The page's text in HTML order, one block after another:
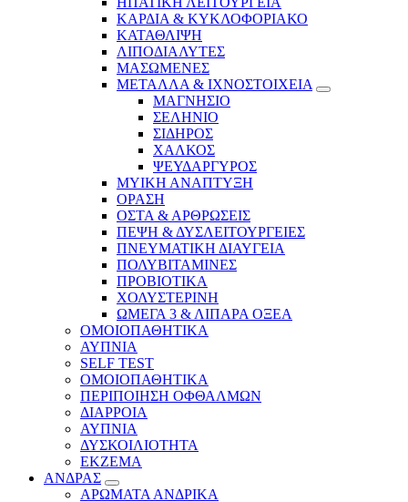
ΚΑΡΔΙΑ & ΚΥΚΛΟΦΟΡΙΑΚΟ
ΚΑΤΑΘΛΙΨΗ
ΛΙΠΟΔΙΑΛΥΤΕΣ
ΜΑΣΩΜΕΝΕΣ
ΜΕΤΑΛΛΑ & ΙΧΝΟΣΤΟΙΧΕΙΑ
ΜΑΓΝΗΣΙΟ
ΣΕΛΗΝΙΟ
ΣΙΔΗΡΟΣ
ΧΑΛΚΟΣ
ΨΕΥΔΑΡΓΥΡΟΣ
ΜΥΙΚΗ ΑΝΑΠΤΥΞΗ
ΟΡΑΣΗ
ΟΣΤΑ & ΑΡΘΡΩΣΕΙΣ
ΠΕΨΗ & ΔΥΣΛΕΙΤΟΥΡΓΕΙΕΣ
ΠΝΕΥΜΑΤΙΚΗ ΔΙΑΥΓΕΙΑ
ΠΟΛΥΒΙΤΑΜΙΝΕΣ
ΠΡΟΒΙΟΤΙΚΑ
ΧΟΛΥΣΤΕΡΙΝΗ
ΩΜΕΓΑ 3 & ΛΙΠΑΡΑ ΟΞΕΑ
ΟΜΟΙΟΠΑΘΗΤΙΚΑ
ΑΥΠΝΙΑ
SELF TEST
ΟΜΟΙΟΠΑΘΗΤΙΚΑ
ΠΕΡΙΠΟΙΗΣΗ ΟΦΘΑΛΜΩΝ
ΔΙΑΡΡΟΙΑ
ΑΥΠΝΙΑ
ΔΥΣΚΟΙΛΙΟΤΗΤΑ
ΕΚΖΕΜΑ
ΑΝΔΡΑΣ
ΑΡΩΜΑΤΑ ΑΝΔΡΙΚΑ